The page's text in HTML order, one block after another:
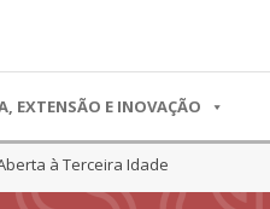
EXTENSÃO E INOVAÇÃO
à Terceira Idade